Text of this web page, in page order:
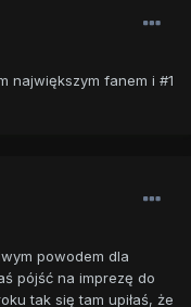
największym fanem i #1
powodem dla
pójść na imprezę do
tak się tam upiłaś, że